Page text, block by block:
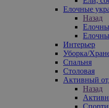
Елочные
Назад
Интерьер
Уборка/
Спальня
Столовая
Активный
Назад